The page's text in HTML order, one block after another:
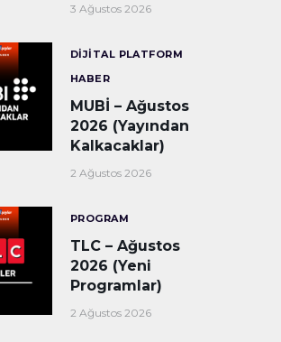
3 Ağustos 2026
DIJITAL PLATFORM
HABER
MUBİ – Ağustos
2026 (Yayından
Kalkacaklar)
2 Ağustos 2026
PROGRAM
TLC – Ağustos
2026 (Yeni
Programlar)
2 Ağustos 2026